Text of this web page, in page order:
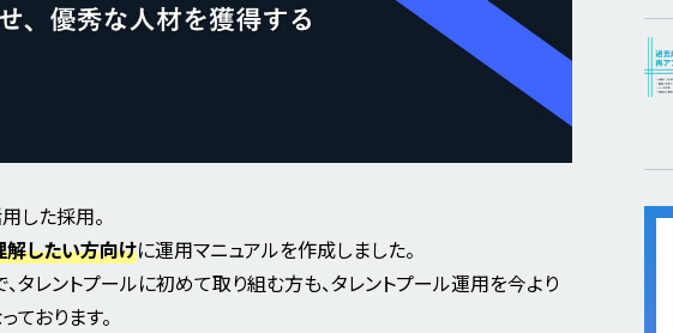
した採用。
解したい方向けに運用マニュアルを作成しました。
タレントプールに初めて取り組む方も、タレントプール運用を今より
おります。